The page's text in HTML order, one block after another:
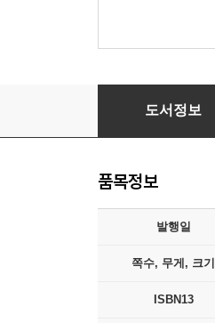
시간관리의 정석
도서정보
품목정보
발행일
쪽수, 무게, 크기
ISBN13